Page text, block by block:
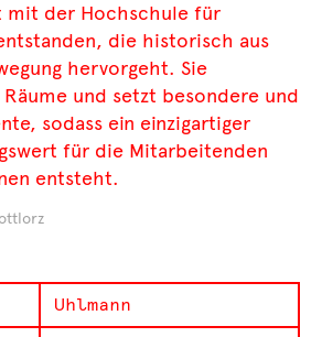
mit der Hochschule für
die historisch aus
hervorgeht. Sie
und setzt besondere und
sodass ein einzigartiger
für die Mitarbeitenden
entsteht.
Uhlmann